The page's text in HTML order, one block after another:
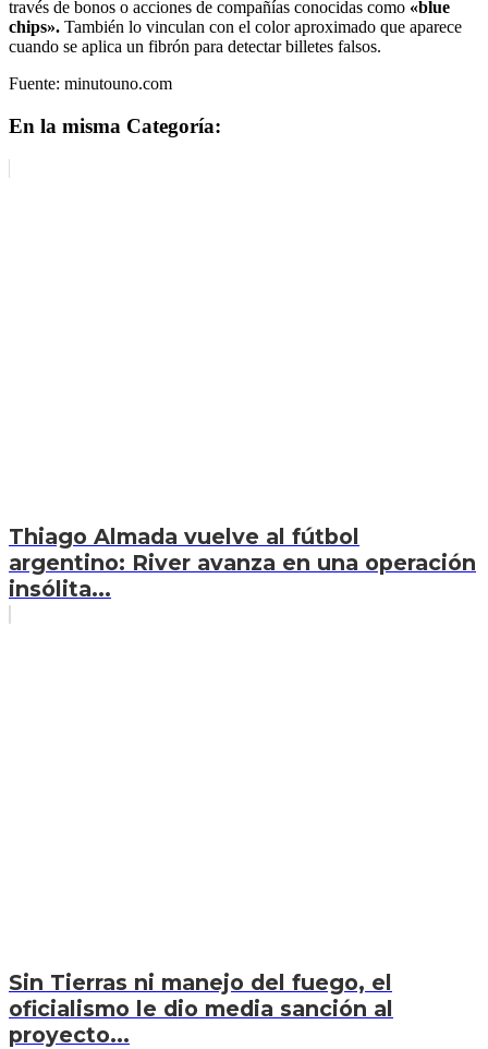
través de bonos o acciones de compañías conocidas como «blue
chips». También lo vinculan con el color aproximado que aparece
cuando se aplica un fibrón para detectar billetes falsos.
Fuente: minutouno.com
En la misma Categoría:
Thiago Almada vuelve al fútbol
argentino: River avanza en una operación
insólita...
Sin Tierras ni manejo del fuego, el
oficialismo le dio media sanción al
proyecto...